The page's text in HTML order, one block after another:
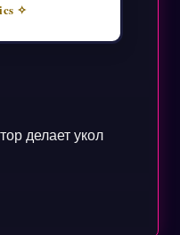
✧
делает укол